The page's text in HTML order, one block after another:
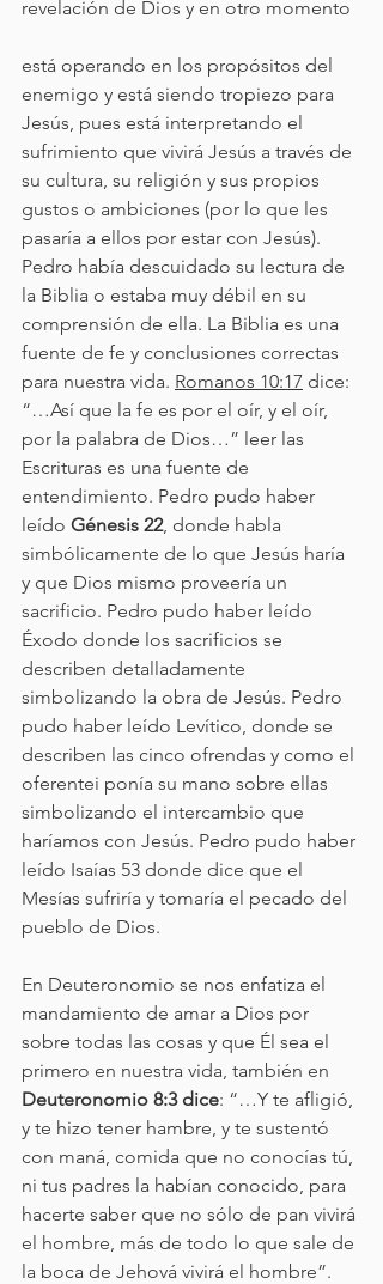
revelación de Dios y en otro momento
está operando en los propósitos del
enemigo y está siendo tropiezo para
Jesús, pues está interpretando el
sufrimiento que vivirá Jesús a través de
su cultura, su religión y sus propios
gustos o ambiciones (por lo que les
pasaría a ellos por estar con Jesús).
Pedro había descuidado su lectura de
la Biblia o estaba muy débil en su
comprensión de ella. La Biblia es una
fuente de fe y conclusiones correctas
para nuestra vida. Romanos 10:17 dice:
“…Así que la fe es por el oír, y el oír,
por la palabra de Dios…” leer las
Escrituras es una fuente de
entendimiento. Pedro pudo haber
leído Génesis 22, donde habla
simbólicamente de lo que Jesús haría
y que Dios mismo proveería un
sacrificio. Pedro pudo haber leído
Éxodo donde los sacrificios se
describen detalladamente
simbolizando la obra de Jesús. Pedro
pudo haber leído Levítico, donde se
describen las cinco ofrendas y como el
oferentei ponía su mano sobre ellas
simbolizando el intercambio que
haríamos con Jesús. Pedro pudo haber
leído Isaías 53 donde dice que el
Mesías sufriría y tomaría el pecado del
pueblo de Dios.
En Deuteronomio se nos enfatiza el
mandamiento de amar a Dios por
sobre todas las cosas y que Él sea el
primero en nuestra vida, también en
Deuteronomio 8:3 dice: “…Y te afligió,
y te hizo tener hambre, y te sustentó
con maná, comida que no conocías tú,
ni tus padres la habían conocido, para
hacerte saber que no sólo de pan vivirá
el hombre, más de todo lo que sale de
la boca de Jehová vivirá el hombre”.